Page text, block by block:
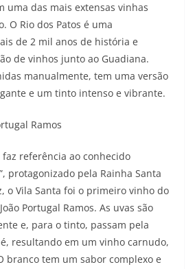
uma das mais extensas vinhas
O Rio dos Patos é uma
de 2 mil anos de história e
de vinhos junto ao Guadiana.
manualmente, tem uma versão
e um tinto intenso e vibrante.
Ramos
referência ao conhecido
protagonizado pela Rainha Santa
o Vila Santa foi o primeiro vinho do
Portugal Ramos. As uvas são
e, para o tinto, passam pela
resultando em um vinho carnudo,
branco tem um sabor complexo e